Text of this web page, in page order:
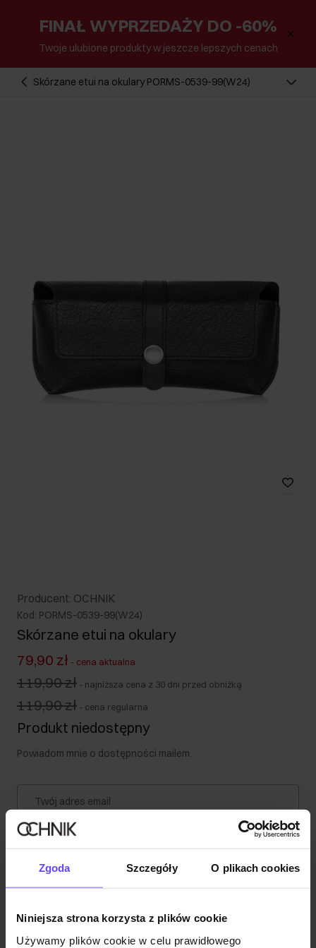
Zgoda Szczegóły O plikach cookies
Niniejsza strona korzysta z plików cookie
Używamy plików cookie w celu prawidłowego
FINAŁ WYPRZEDAŻY DO -60%
Twoje ulubione produkty w jeszcze lepszych cenach
Skórzane etui na okulary PORMS-0539-99(W24)
Producent: OCHNIK
Kod: PORMS-0539-99(W24)
Skórzane etui na okulary
79,90 zł - cena aktualna
119,90 zł - najniższa cena z 30 dni przed obniżką
119,90 zł - cena regularna
Produkt niedostępny
Powiadom mnie o dostępności mailem.
Twój adres email
Powiadom o dostępności
Opis produktu